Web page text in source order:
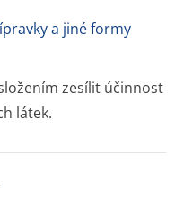
a jiné formy
zesílit účinnost
látek.